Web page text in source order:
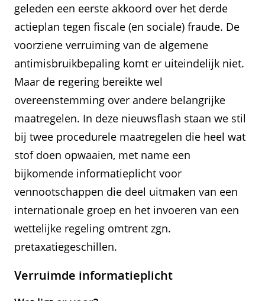
geleden een eerste akkoord over het derde
actieplan tegen fiscale (en sociale) fraude. De
voorziene verruiming van de algemene
antimisbruikbepaling komt er uiteindelijk niet.
Maar de regering bereikte wel
overeenstemming over andere belangrijke
maatregelen. In deze nieuwsflash staan we stil
bij twee procedurele maatregelen die heel wat
stof doen opwaaien, met name een
bijkomende informatieplicht voor
vennootschappen die deel uitmaken van een
internationale groep en het invoeren van een
wettelijke regeling omtrent zgn.
pretaxatiegeschillen.
Verruimde informatieplicht